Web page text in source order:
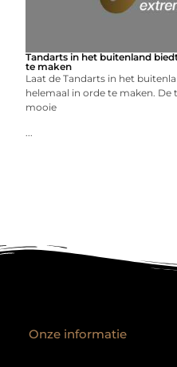
Tandarts in het buitenland
te maken
Laat de Tandarts in het
helemaal in orde te maken. De
mooie
...
Onze informatie